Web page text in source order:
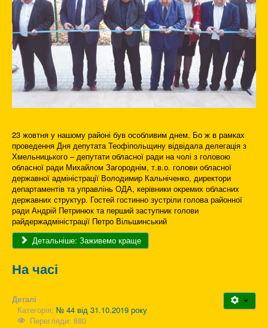
23 жовтня у нашому районі був особливим днем. Бо ж в рамках
проведення Дня депутата Теофіпольщину відвідала делегація з
Хмельницького – депутати обласної ради на чолі з головою
обласної ради Михайлом Загороднім, т.в.о. голови обласної
державної адміністрації Володимир Кальніченко, директори
департаментів та управлінь ОДА, керівники окремих обласних
державних структур. Гостей гостинно зустріли голова районної
ради Андрій Петринюк та перший заступник голови
райдержадміністрації Петро Вільшинський
Детальніше: Заживемо краще
На часі
Деталі
Категорія: № 44 від 31.10.2019 року
Перегляди: 880